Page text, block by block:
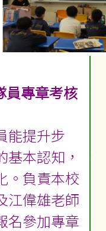
專章考核
能提升步
本認知，
。負責本校
江偉雄老師
名參加專章